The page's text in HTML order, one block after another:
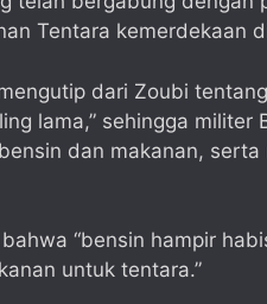
Tentara kemerdekaan
dari Zoubi
lama,” sehingga militer
dan makanan, serta
“bensin hampir
untuk tentara.”